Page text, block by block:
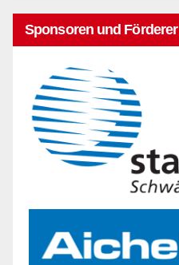
Sponsoren und Förderer